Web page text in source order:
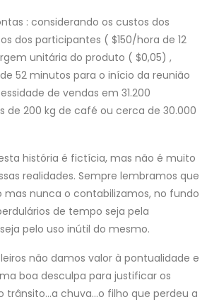
: considerando os custos dos
dos participantes ( $150/hora de 12
unitária do produto ( $0,05) ,
52 minutos para o início da reunião
de vendas em 31.200
de 200 kg de café ou cerca de 30.000
história é fictícia, mas não é muito
realidades. Sempre lembramos que
mas nunca o contabilizamos, no fundo
de tempo seja pela
pelo uso inútil do mesmo.
não damos valor à pontualidade e
boa desculpa para justificar os
trânsito…a chuva…o filho que perdeu a